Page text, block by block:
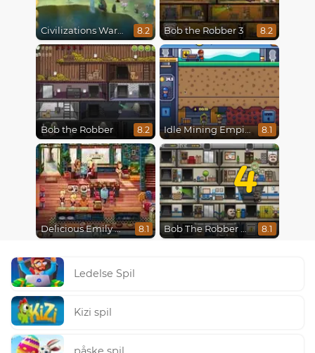
Civilizations Wars Master Edition 8.2 Bob the Robber 3 8.2
Bob the Robber 8.2 Idle Mining Empire 8.1
Delicious Emily New Beginning 8.1
4
Bob The Robber 4: Season 2 Russia 8.1
Ledelse Spil
Kizi spil